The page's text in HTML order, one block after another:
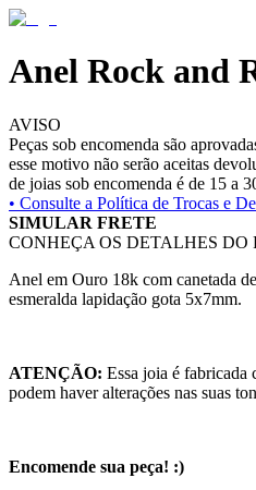
Anel Rock and
AVISO
Peças sob encomenda são
esse motivo não serão aceitas
de joias sob encomenda é de 15 a
• Consulte a Política de Trocas e
SIMULAR FRETE
CONHEÇA OS DETALHES DO
Anel em Ouro 18k com canetada
esmeralda lapidação gota 5x7mm.
ATENÇÃO: Essa joia é fabricada
podem haver alterações nas suas
Encomende sua peça! :)